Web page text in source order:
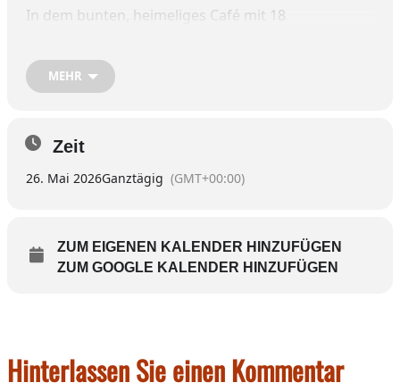
In dem bunten, heimeliges Café mit 18
Aufstrich – gezahlt wird nach dem Prinzip „Gib
so viel du kannst“ auf Spendenbasis.
Die ehrenamtlichen Mitarbeiter freuen sich auf
viele Besucher.
MEHR
Zeit
26. Mai 2026Ganztägig (GMT+00:00)
ZUM EIGENEN KALENDER HINZUFÜGEN
ZUM GOOGLE KALENDER HINZUFÜGEN
Hinterlassen Sie einen Kommentar